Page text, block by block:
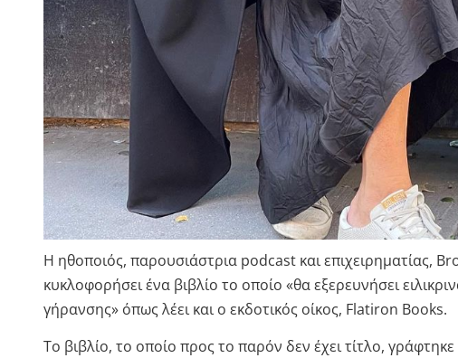
H ηθοποιός, παρουσιάστρια podcast και επιχειρηματίας,
κυκλοφορήσει ένα βιβλίο το οποίο «θα εξερευνήσει
γήρανσης» όπως λέει και ο εκδοτικός οίκος, Flatiron Books.
Το βιβλίο, το οποίο προς το παρόν δεν έχει τίτλο,